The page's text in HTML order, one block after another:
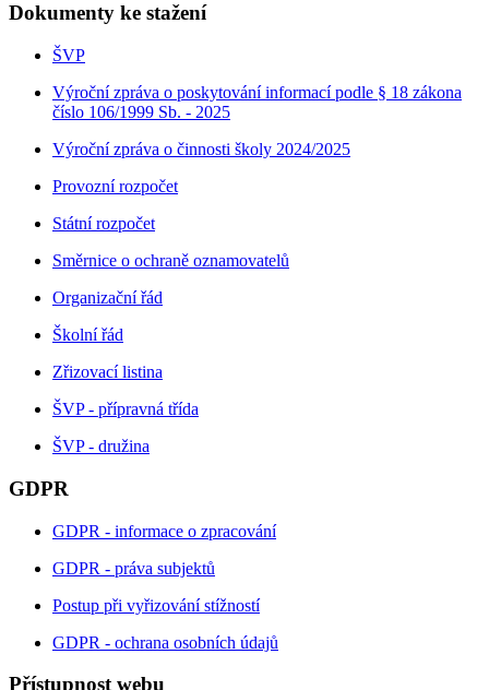
Dokumenty ke stažení
ŠVP
Výroční zpráva o poskytování informací podle § 18 zákona
číslo 106/1999 Sb. - 2025
Výroční zpráva o činnosti školy 2024/2025
Provozní rozpočet
Státní rozpočet
Směrnice o ochraně oznamovatelů
Organizační řád
Školní řád
Zřizovací listina
ŠVP - přípravná třída
ŠVP - družina
GDPR
GDPR - informace o zpracování
GDPR - práva subjektů
Postup při vyřizování stížností
GDPR - ochrana osobních údajů
Přístupnost webu